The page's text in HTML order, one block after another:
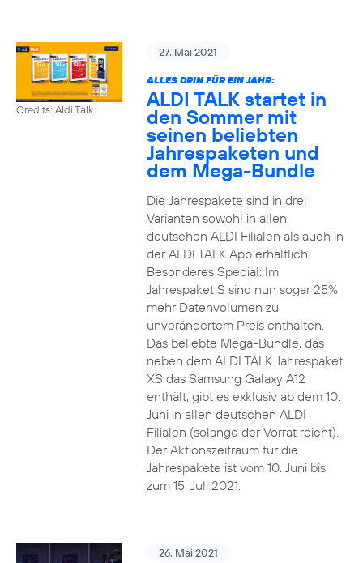
Credits: Aldi Talk
27. Mai 2021
ALLES DRIN FÜR EIN JAHR:
ALDI TALK startet in
den Sommer mit
seinen beliebten
Jahrespaketen und
dem Mega-Bundle
Die Jahrespakete sind in drei
Varianten sowohl in allen
deutschen ALDI Filialen als auch in
der ALDI TALK App erhältlich.
Besonderes Special: Im
Jahrespaket S sind nun sogar 25%
mehr Datenvolumen zu
unverändertem Preis enthalten.
Das beliebte Mega-Bundle, das
neben dem ALDI TALK Jahrespaket
XS das Samsung Galaxy A12
enthält, gibt es exklusiv ab dem 10.
Juni in allen deutschen ALDI
Filialen (solange der Vorrat reicht).
Der Aktionszeitraum für die
Jahrespakete ist vom 10. Juni bis
zum 15. Juli 2021.
26. Mai 2021